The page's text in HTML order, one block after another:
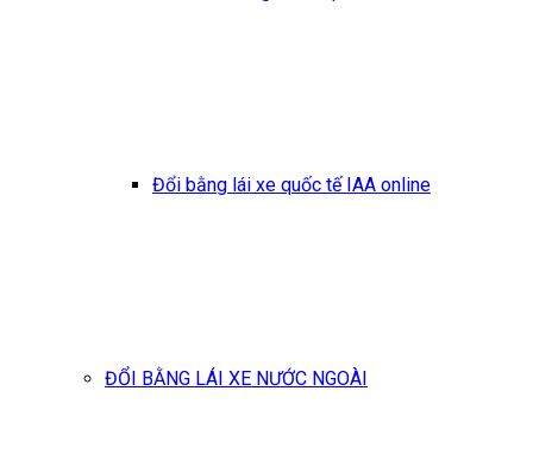
Đổi bằng lái xe quốc tế IAA online
ĐỔI BẰNG LÁI XE NƯỚC NGOÀI